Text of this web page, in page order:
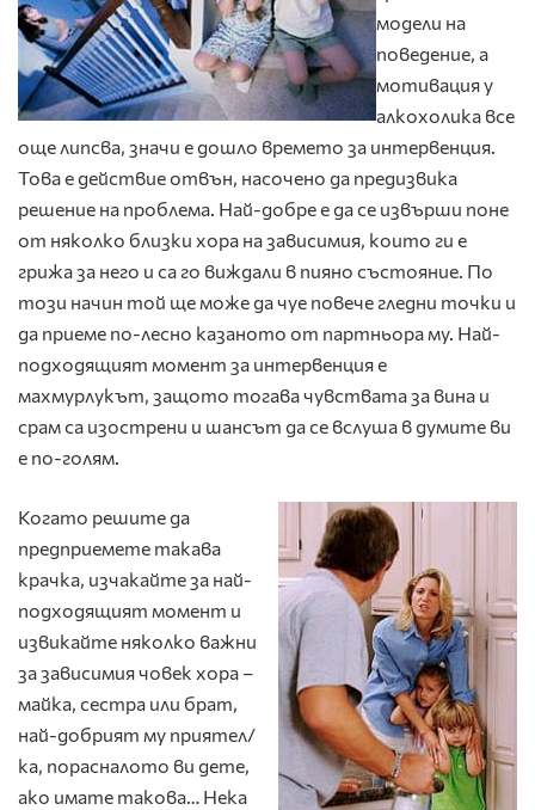
модели на
поведение, а
мотивация у
алкохолика все
още липсва, значи е дошло времето за интервенция.
Това е действие отвън, насочено да предизвика
решение на проблема. Най-добре е да се извърши поне
от няколко близки хора на зависимия, които ги е
грижа за него и са го виждали в пияно състояние. По
този начин той ще може да чуе повече гледни точки и
да приеме по-лесно казаното от партньора му. Най-
подходящият момент за интервенция е
махмурлукът, защото тогава чувствата за вина и
срам са изострени и шансът да се вслуша в думите ви
е по-голям.
Когато решите да
предприемете такава
крачка, изчакайте за най-
подходящият момент и
извикайте няколко важни
за зависимия човек хора –
майка, сестра или брат,
най-добрият му приятел/
ка, порасналото ви дете,
ако имате такова… Нека